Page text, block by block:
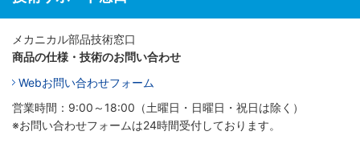
メカニカル部品技術窓口
商品の仕様・技術のお問い合わせ
Webお問い合わせフォーム
営業時間：9:00～18:00（土曜日・日曜日・祝日は除く）
※お問い合わせフォームは24時間受付しております。